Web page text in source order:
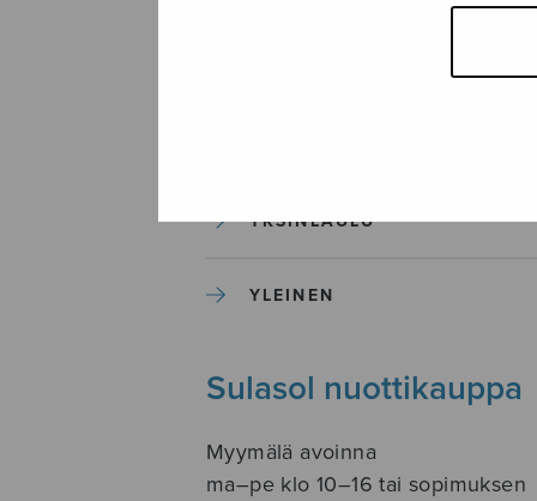
SOITINKOULUT JA OPPAAT
YKSINLAULU
YLEINEN
Sulasol nuottikauppa
Myymälä avoinna
ma–pe klo 10–16 tai sopimuksen